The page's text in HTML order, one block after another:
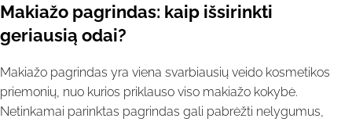
Makiažo pagrindas: kaip išsirinkti
geriausią odai?
Makiažo pagrindas yra viena svarbiausių veido kosmetikos
priemonių, nuo kurios priklauso viso makiažo kokybė.
Netinkamai parinktas pagrindas gali pabrėžti nelygumus,